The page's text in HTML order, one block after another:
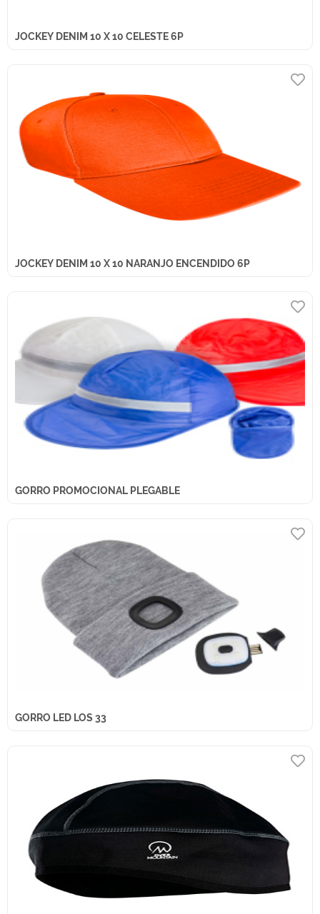
JOCKEY DENIM 10 X 10 CELESTE 6P
JOCKEY DENIM 10 X 10 NARANJO ENCENDIDO 6P
GORRO PROMOCIONAL PLEGABLE
GORRO LED LOS 33